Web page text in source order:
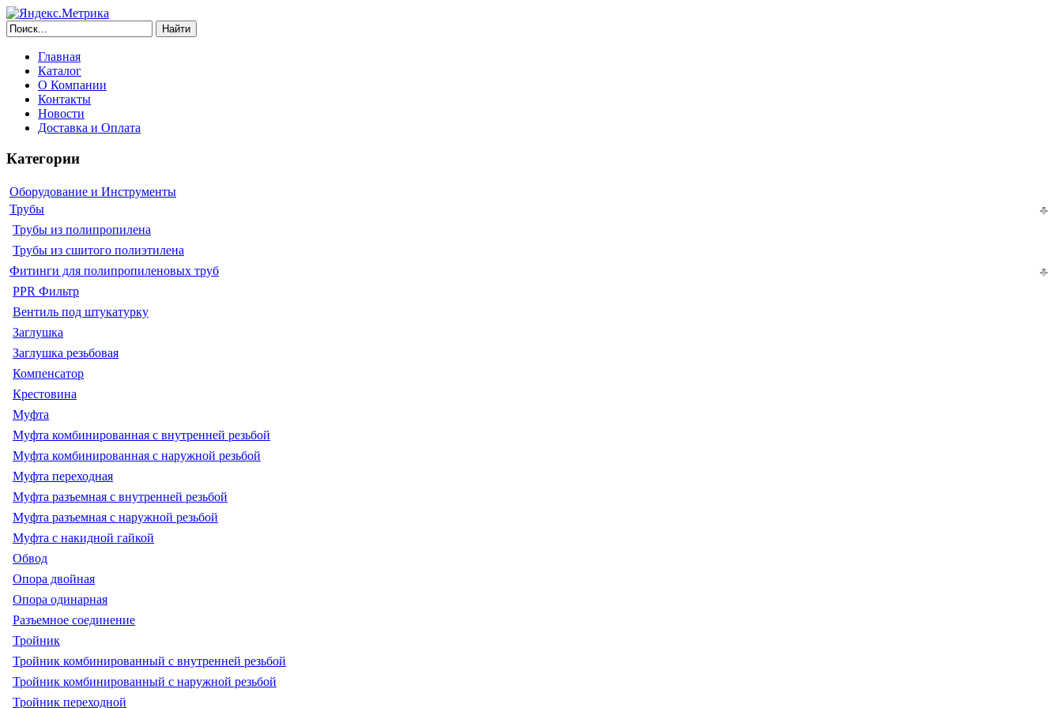
Найти
Главная
Каталог
О Компании
Контакты
Новости
Доставка и Оплата
Категории
Оборудование и Инструменты
Трубы
Трубы из полипропилена
Трубы из сшитого полиэтилена
Фитинги для полипропиленовых труб
PPR Фильтр
Вентиль под штукатурку
Заглушка
Заглушка резьбовая
Компенсатор
Крестовина
Муфта
Муфта комбинированная с внутренней резьбой
Муфта комбинированная с наружной резьбой
Муфта переходная
Муфта разъемная с внутренней резьбой
Муфта разъемная с наружной резьбой
Муфта с накидной гайкой
Обвод
Опора двойная
Опора одинарная
Разъемное соединение
Тройник
Тройник комбинированный с внутренней резьбой
Тройник комбинированный с наружной резьбой
Тройник переходной